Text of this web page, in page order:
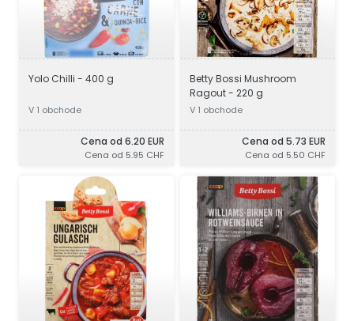
Yolo Chilli - 400 g
V 1 obchode
Cena od 6.20 EUR
Cena od 5.95 CHF
Betty Bossi Mushroom
Ragout - 220 g
V 1 obchode
Cena od 5.73 EUR
Cena od 5.50 CHF